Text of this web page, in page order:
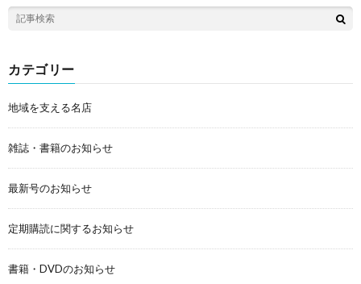
カテゴリー
地域を支える名店
雑誌・書籍のお知らせ
最新号のお知らせ
定期購読に関するお知らせ
書籍・DVDのお知らせ